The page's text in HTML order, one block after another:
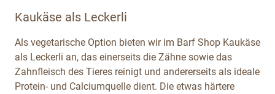
Kaukäse als Leckerli
Als vegetarische Option bieten wir im Barf Shop Kaukäse
als Leckerli an, das einerseits die Zähne sowie das
Zahnfleisch des Tieres reinigt und andererseits als ideale
Protein- und Calciumquelle dient. Die etwas härtere